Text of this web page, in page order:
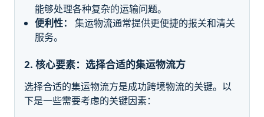
能够处理各种复杂的运输问题。
便利性：
集运物流通常提供更便捷的报关和清关
服务。
2. 核心要素：选择合适的集运物流方
选择合适的集运物流方是成功跨境物流的关键。以
下是一些需要考虑的关键因素：